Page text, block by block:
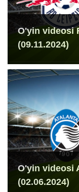
O'yin videosi
(09.11.2024)
O'yin videosi
(02.06.2024)